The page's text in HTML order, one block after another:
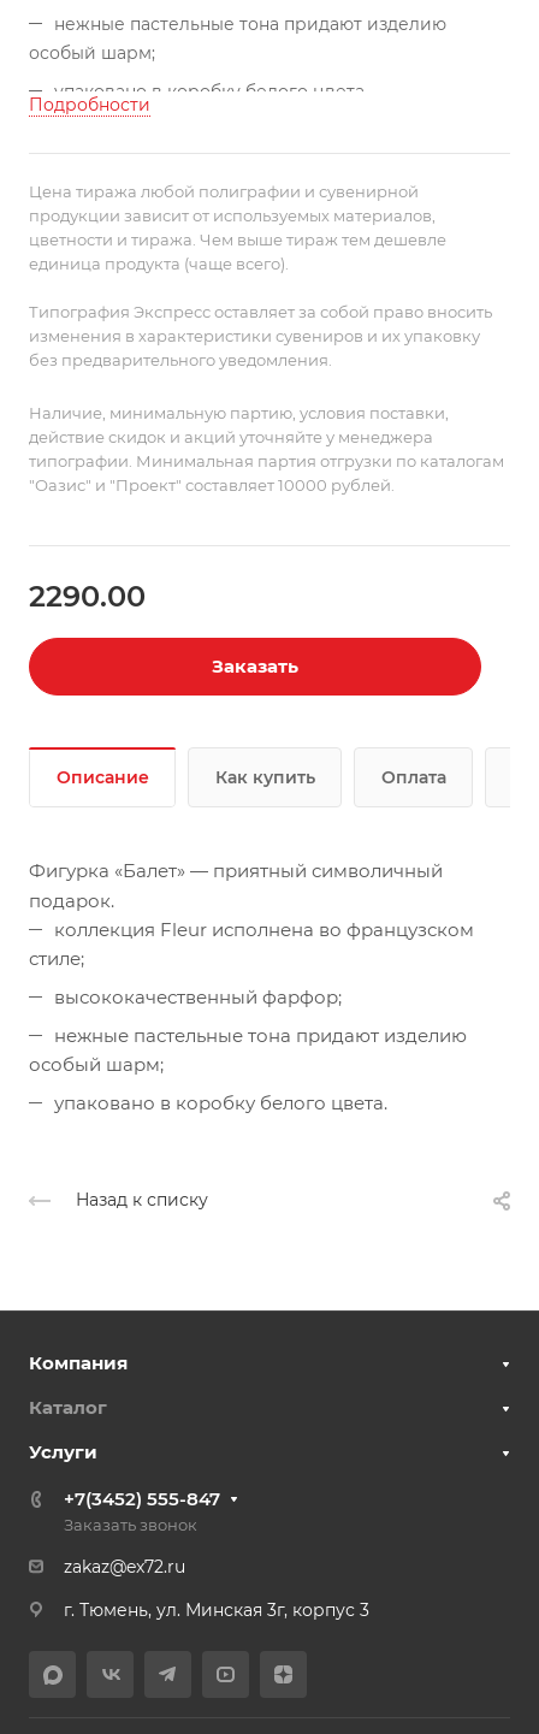
нежные пастельные тона придают изделию
особый шарм;
упаковано в коробку белого цвета.
Подробности
Цена тиража любой полиграфии и сувенирной
продукции зависит от используемых материалов,
цветности и тиража. Чем выше тираж тем дешевле
единица продукта (чаще всего).
Типография Экспресс оставляет за собой право вносить
изменения в характеристики сувениров и их упаковку
без предварительного уведомления.
Наличие, минимальную партию, условия поставки,
действие скидок и акций уточняйте у менеджера
типографии. Минимальная партия отгрузки по каталогам
"Оазис" и "Проект" составляет 10000 рублей.
2290.00
Заказать
Описание Как купить Оплата
Фигурка «Балет» — приятный символичный
подарок.
коллекция Fleur исполнена во французском
стиле;
высококачественный фарфор;
нежные пастельные тона придают изделию
особый шарм;
упаковано в коробку белого цвета.
Назад к списку
Компания
Каталог
Услуги
+7(3452) 555-847
Заказать звонок
zakaz@ex72.ru
г. Тюмень, ул. Минская 3г, корпус 3